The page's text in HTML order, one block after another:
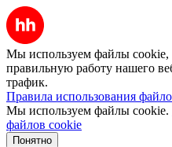
Мы используем файлы cookie,
правильную работу нашего
трафик.
Правила использования
Мы используем файлы cookie.
файлов cookie
Понятно